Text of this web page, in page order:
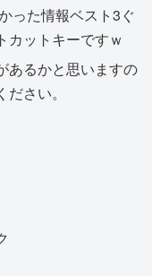
った情報ベスト3ぐ
カットキーですｗ
あるかと思いますの
さい。